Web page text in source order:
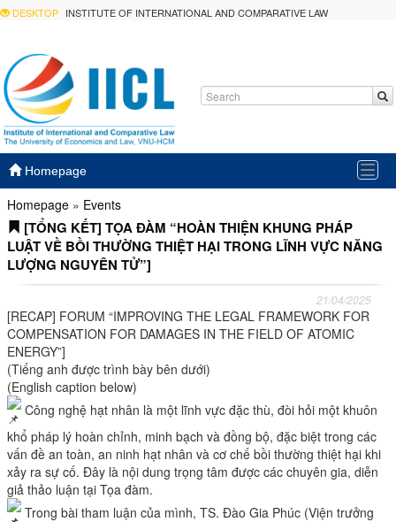
DESKTOP INSTITUTE OF INTERNATIONAL AND COMPARATIVE LAW
Homepage
Homepage » Events
[TỔNG KẾT] TỌA ĐÀM “HOÀN THIỆN KHUNG PHÁP
LUẬT VỀ BỒI THƯỜNG THIỆT HẠI TRONG LĨNH VỰC NĂNG
LƯỢNG NGUYÊN TỬ”]
21/04/2025
[RECAP] FORUM “IMPROVING THE LEGAL FRAMEWORK FOR
COMPENSATION FOR DAMAGES IN THE FIELD OF ATOMIC
ENERGY”]
(Tiếng anh được trình bày bên dưới)
(English caption below)
Công nghệ hạt nhân là một lĩnh vực đặc thù, đòi hỏi một khuôn
khổ pháp lý hoàn chỉnh, minh bạch và đồng bộ, đặc biệt trong các
vấn đề an toàn, an ninh hạt nhân và cơ chế bồi thường thiệt hại khi
xảy ra sự cố. Đây là nội dung trọng tâm được các chuyên gia, diễn
giả thảo luận tại Tọa đàm.
Trong bài tham luận của mình, TS. Đào Gia Phúc (Viện trưởng